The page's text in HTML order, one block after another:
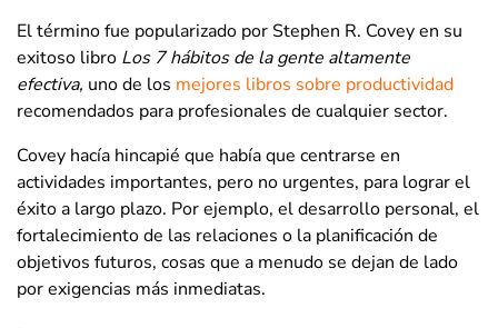
El término fue popularizado por Stephen R. Covey en su
exitoso libro Los 7 hábitos de la gente altamente
efectiva, uno de los mejores libros sobre productividad
recomendados para profesionales de cualquier sector.
Covey hacía hincapié que había que centrarse en
actividades importantes, pero no urgentes, para lograr el
éxito a largo plazo. Por ejemplo, el desarrollo personal, el
fortalecimiento de las relaciones o la planificación de
objetivos futuros, cosas que a menudo se dejan de lado
por exigencias más inmediatas.